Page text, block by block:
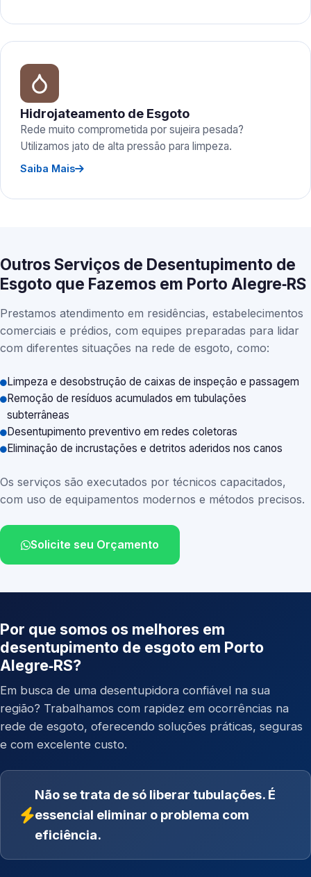
Hidrojateamento de Esgoto
Rede muito comprometida por sujeira pesada?
Utilizamos jato de alta pressão para limpeza.
Saiba Mais
Outros Serviços de Desentupimento de
Esgoto que Fazemos em Porto Alegre‑RS
Prestamos atendimento em residências, estabelecimentos
comerciais e prédios, com equipes preparadas para lidar
com diferentes situações na rede de esgoto, como:
Limpeza e desobstrução de caixas de inspeção e passagem
Remoção de resíduos acumulados em tubulações
subterrâneas
Desentupimento preventivo em redes coletoras
Eliminação de incrustações e detritos aderidos nos canos
Os serviços são executados por técnicos capacitados,
com uso de equipamentos modernos e métodos precisos.
Solicite seu Orçamento
Por que somos os melhores em
desentupimento de esgoto em Porto
Alegre‑RS?
Em busca de uma desentupidora confiável na sua
região? Trabalhamos com rapidez em ocorrências na
rede de esgoto, oferecendo soluções práticas, seguras
e com excelente custo.
Não se trata de só liberar tubulações. É
essencial eliminar o problema com
eficiência.